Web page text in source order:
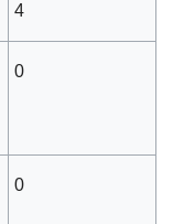
4
0
0